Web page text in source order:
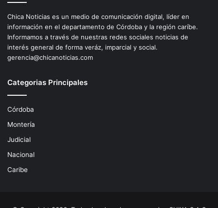
Chica Noticias es un medio de comunicación digital, líder en
información en el departamento de Córdoba y la región caríbe.
Informamos a través de nuestras redes sociales noticias de
interés general de forma veráz, imparcial y social.
gerencia@chicanoticias.com
Categorias Principales
Córdoba
Montería
Judicial
Nacional
Caribe